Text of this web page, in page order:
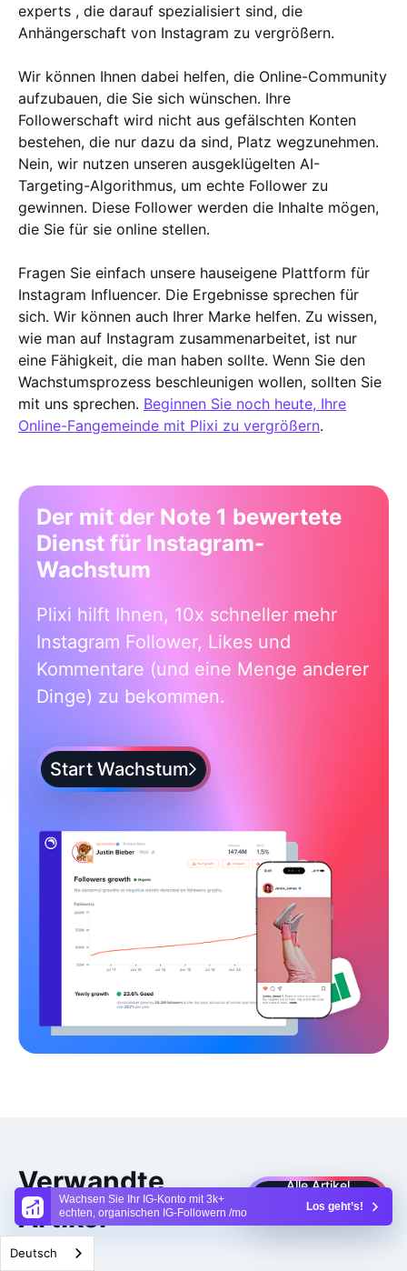
Wachsen Sie Ihr IG-Konto mit 3k+
echten, organischen IG-Followern /mo
Los geht’s!
experts , die darauf spezialisiert sind, die
Anhängerschaft von Instagram zu vergrößern.
Wir können Ihnen dabei helfen, die Online-Community
aufzubauen, die Sie sich wünschen. Ihre
Followerschaft wird nicht aus gefälschten Konten
bestehen, die nur dazu da sind, Platz wegzunehmen.
Nein, wir nutzen unseren ausgeklügelten AI-
Targeting-Algorithmus, um echte Follower zu
gewinnen. Diese Follower werden die Inhalte mögen,
die Sie für sie online stellen.
Fragen Sie einfach unsere hauseigene Plattform für
Instagram Influencer. Die Ergebnisse sprechen für
sich. Wir können auch Ihrer Marke helfen. Zu wissen,
wie man auf Instagram zusammenarbeitet, ist nur
eine Fähigkeit, die man haben sollte. Wenn Sie den
Wachstumsprozess beschleunigen wollen, sollten Sie
mit uns sprechen. Beginnen Sie noch heute, Ihre
Online-Fangemeinde mit Plixi zu vergrößern.
Der mit der Note 1 bewertete
Dienst für Instagram-
Wachstum
Plixi hilft Ihnen, 10x schneller mehr
Instagram Follower, Likes und
Kommentare (und eine Menge anderer
Dinge) zu bekommen.
Start Wachstum
Verwandte
Artikel
Alle Artikel
anzeigen
Deutsch